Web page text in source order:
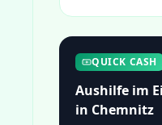
QUICK CASH
Aushilfe im
in Chemnitz